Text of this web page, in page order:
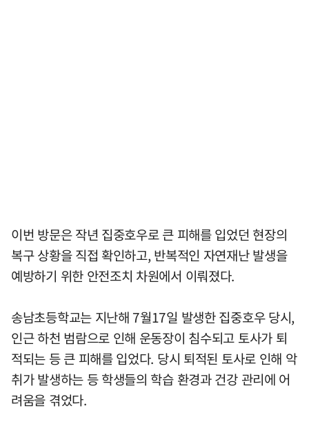
이번 방문은 작년 집중호우로 큰 피해를 입었던 현장의
복구 상황을 직접 확인하고, 반복적인 자연재난 발생을
예방하기 위한 안전조치 차원에서 이뤄졌다.
송남초등학교는 지난해 7월17일 발생한 집중호우 당시,
인근 하천 범람으로 인해 운동장이 침수되고 토사가 퇴
적되는 등 큰 피해를 입었다. 당시 퇴적된 토사로 인해 악
취가 발생하는 등 학생들의 학습 환경과 건강 관리에 어
려움을 겪었다.